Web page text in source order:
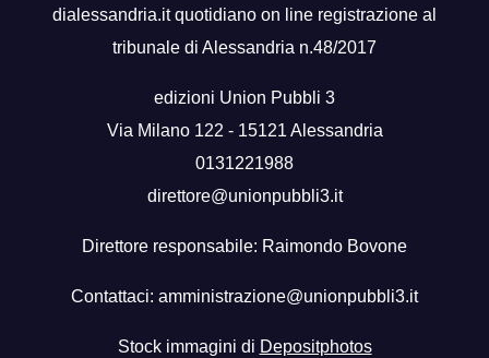
dialessandria.it quotidiano on line registrazione al
tribunale di Alessandria n.48/2017
edizioni Union Pubbli 3
Via Milano 122 - 15121 Alessandria
0131221988
direttore@unionpubbli3.it
Direttore responsabile: Raimondo Bovone
Contattaci: amministrazione@unionpubbli3.it
Stock immagini di Depositphotos